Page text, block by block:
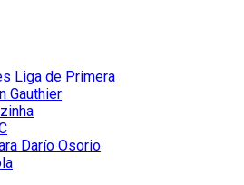
Liga de Primera
Gauthier
Darío Osorio